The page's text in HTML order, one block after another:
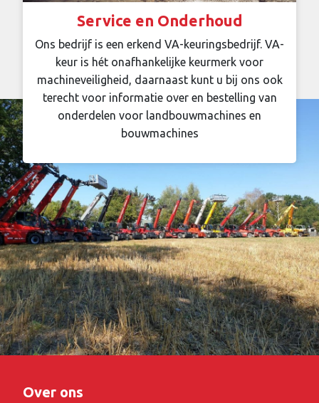
Service en Onderhoud
Ons bedrijf is een erkend VA-keuringsbedrijf. VA-
keur is hét onafhankelijke keurmerk voor
machineveiligheid, daarnaast kunt u bij ons ook
terecht voor informatie over en bestelling van
onderdelen voor landbouwmachines en
bouwmachines
Over ons